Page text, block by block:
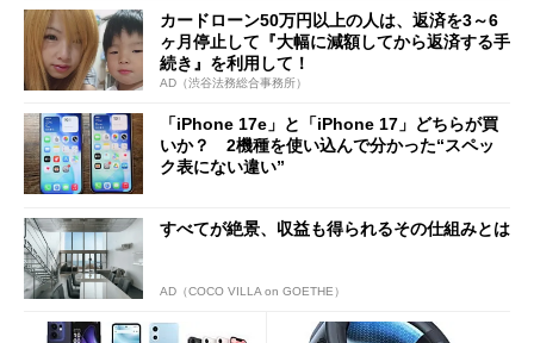
カードローン50万円以上の人は、返済を3～6
ヶ月停止して『大幅に減額してから返済する手
続き』を利用して！
AD（渋谷法務総合事務所）
「iPhone 17e」と「iPhone 17」どちらが買
いか？ 2機種を使い込んで分かった“スペッ
ク表にない違い”
すべてが絶景、収益も得られるその仕組みとは
AD（COCO VILLA on GOETHE）